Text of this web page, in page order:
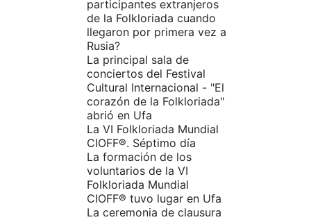
participantes extranjeros
de la Folkloriada cuando
llegaron por primera vez a
Rusia?
La principal sala de
conciertos del Festival
Cultural Internacional - "El
corazón de la Folkloriada"
abrió en Ufa
La VI Folkloriada Mundial
CIOFF®️. Séptimo día
La formación de los
voluntarios de la VI
Folkloriada Mundial
CIOFF® tuvo lugar en Ufa
La ceremonia de clausura